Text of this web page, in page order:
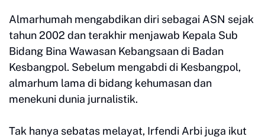
Almarhumah mengabdikan diri sebagai ASN sejak
tahun 2002 dan terakhir menjawab Kepala Sub
Bidang Bina Wawasan Kebangsaan di Badan
Kesbangpol. Sebelum mengabdi di Kesbangpol,
almarhum lama di bidang kehumasan dan
menekuni dunia jurnalistik.
Tak hanya sebatas melayat, Irfendi Arbi juga ikut